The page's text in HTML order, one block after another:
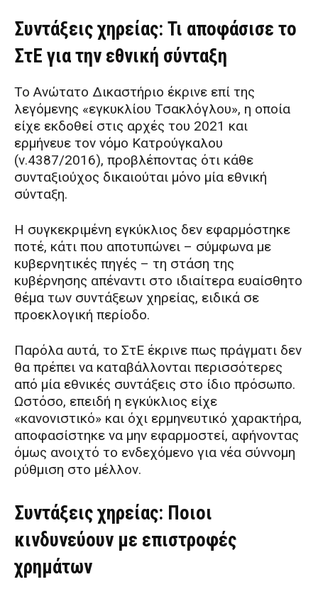
Συντάξεις χηρείας: Τι αποφάσισε το
ΣτΕ για την εθνική σύνταξη
Το Ανώτατο Δικαστήριο έκρινε επί της
λεγόμενης «εγκυκλίου Τσακλόγλου», η οποία
είχε εκδοθεί στις αρχές του 2021 και
ερμήνευε τον νόμο Κατρούγκαλου
(ν.4387/2016), προβλέποντας ότι κάθε
συνταξιούχος δικαιούται μόνο μία εθνική
σύνταξη.
Η συγκεκριμένη εγκύκλιος δεν εφαρμόστηκε
ποτέ, κάτι που αποτυπώνει – σύμφωνα με
κυβερνητικές πηγές – τη στάση της
κυβέρνησης απέναντι στο ιδιαίτερα ευαίσθητο
θέμα των συντάξεων χηρείας, ειδικά σε
προεκλογική περίοδο.
Παρόλα αυτά, το ΣτΕ έκρινε πως πράγματι δεν
θα πρέπει να καταβάλλονται περισσότερες
από μία εθνικές συντάξεις στο ίδιο πρόσωπο.
Ωστόσο, επειδή η εγκύκλιος είχε
«κανονιστικό» και όχι ερμηνευτικό χαρακτήρα,
αποφασίστηκε να μην εφαρμοστεί, αφήνοντας
όμως ανοιχτό το ενδεχόμενο για νέα σύννομη
ρύθμιση στο μέλλον.
Συντάξεις χηρείας: Ποιοι
κινδυνεύουν με επιστροφές
χρημάτων